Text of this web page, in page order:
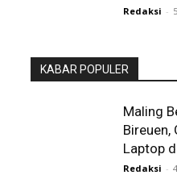
Redaksi -
KABAR POPULER
Maling
Bireuen,
Laptop
Redaksi -